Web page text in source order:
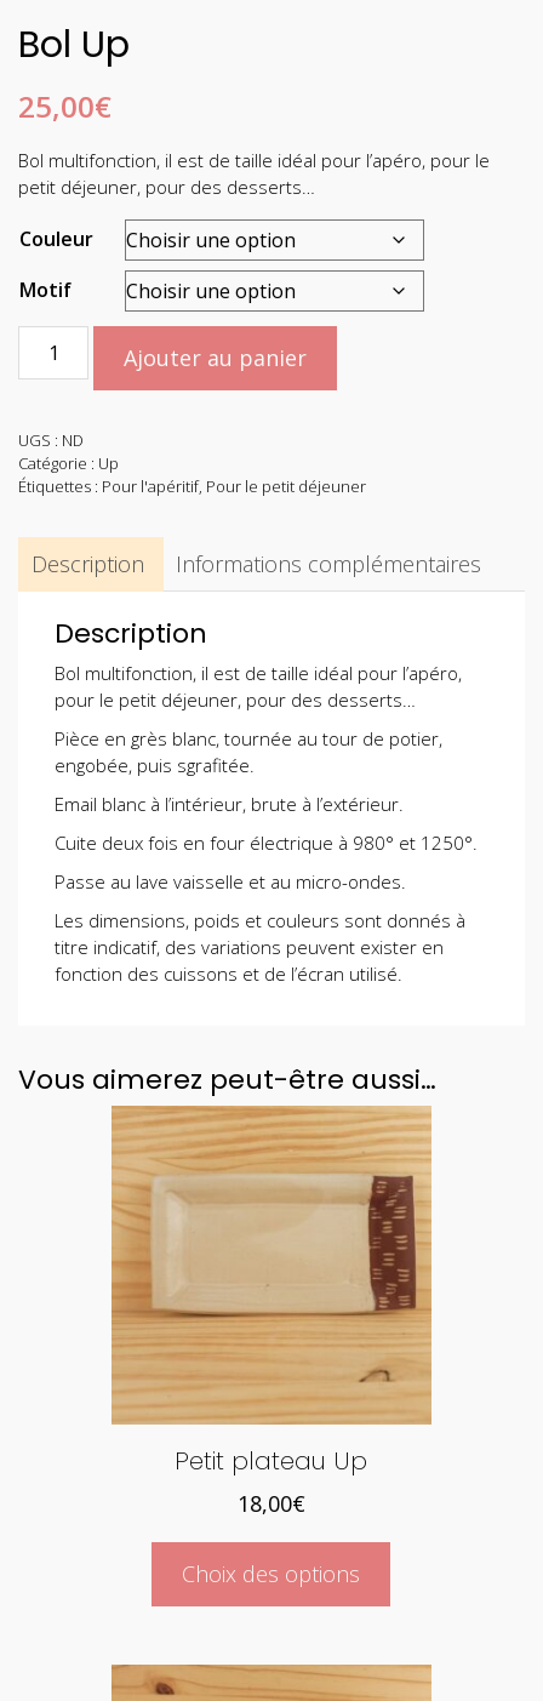
Bol Up
25,00€
Bol multifonction, il est de taille idéal pour l’apéro, pour le
petit déjeuner, pour des desserts…
Couleur
Motif
quantité
Ajouter au panier
UGS : ND
Catégorie : Up
Étiquettes : Pour l'apéritif, Pour le petit déjeuner
Description Informations complémentaires
Description
Bol multifonction, il est de taille idéal pour l’apéro,
pour le petit déjeuner, pour des desserts…
Pièce en grès blanc, tournée au tour de potier,
engobée, puis sgrafitée.
Email blanc à l’intérieur, brute à l’extérieur.
Cuite deux fois en four électrique à 980° et 1250°.
Passe au lave vaisselle et au micro-ondes.
Les dimensions, poids et couleurs sont donnés à
titre indicatif, des variations peuvent exister en
fonction des cuissons et de l’écran utilisé.
Vous aimerez peut-être aussi…
Petit plateau Up
18,00€
Choix des options
Ce
a
variations.
Les